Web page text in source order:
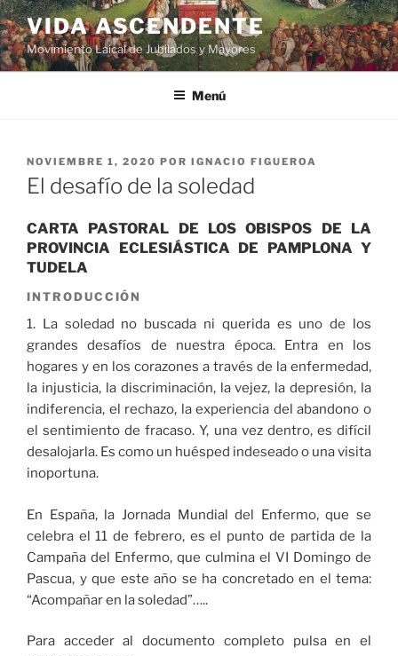
VIDA ASCENDENTE
Movimiento Laical de Jubilados y Mayores
Menú
NOVIEMBRE 1, 2020 POR IGNACIO FIGUEROA
El desafío de la soledad
CARTA PASTORAL DE LOS OBISPOS DE LA
PROVINCIA ECLESIÁSTICA DE PAMPLONA Y
TUDELA
INTRODUCCIÓN
1. La soledad no buscada ni querida es uno de los
grandes desafíos de nuestra época. Entra en los
hogares y en los corazones a través de la enfermedad,
la injusticia, la discriminación, la vejez, la depresión, la
indiferencia, el rechazo, la experiencia del abandono o
el sentimiento de fracaso. Y, una vez dentro, es difícil
desalojarla. Es como un huésped indeseado o una visita
inoportuna.
En España, la Jornada Mundial del Enfermo, que se
celebra el 11 de febrero, es el punto de partida de la
Campaña del Enfermo, que culmina el VI Domingo de
Pascua, y que este año se ha concretado en el tema:
“Acompañar en la soledad”…..
Para acceder al documento completo pulsa en el